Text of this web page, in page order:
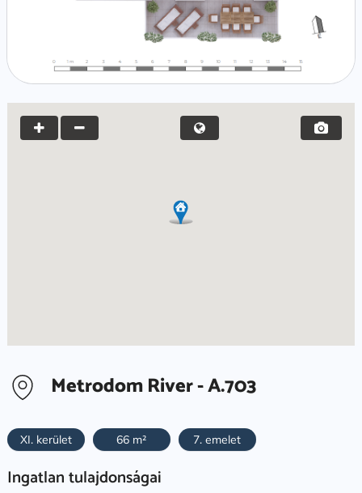
Metrodom River - A.703
XI. kerület 66 m² 7. emelet
Ingatlan tulajdonságai